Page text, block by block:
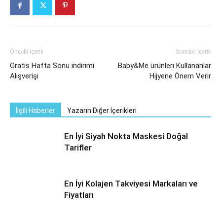
Önceki İçerik
Gratis Hafta Sonu indirimi
Alışverişi
Sonraki İçerik
Baby&Me ürünleri Kullananlar
Hijyene Önem Verir
İlgili Haberler Yazarın Diğer İçerikleri
En İyi Siyah Nokta Maskesi Doğal
Tarifler
En İyi Kolajen Takviyesi Markaları ve
Fiyatları